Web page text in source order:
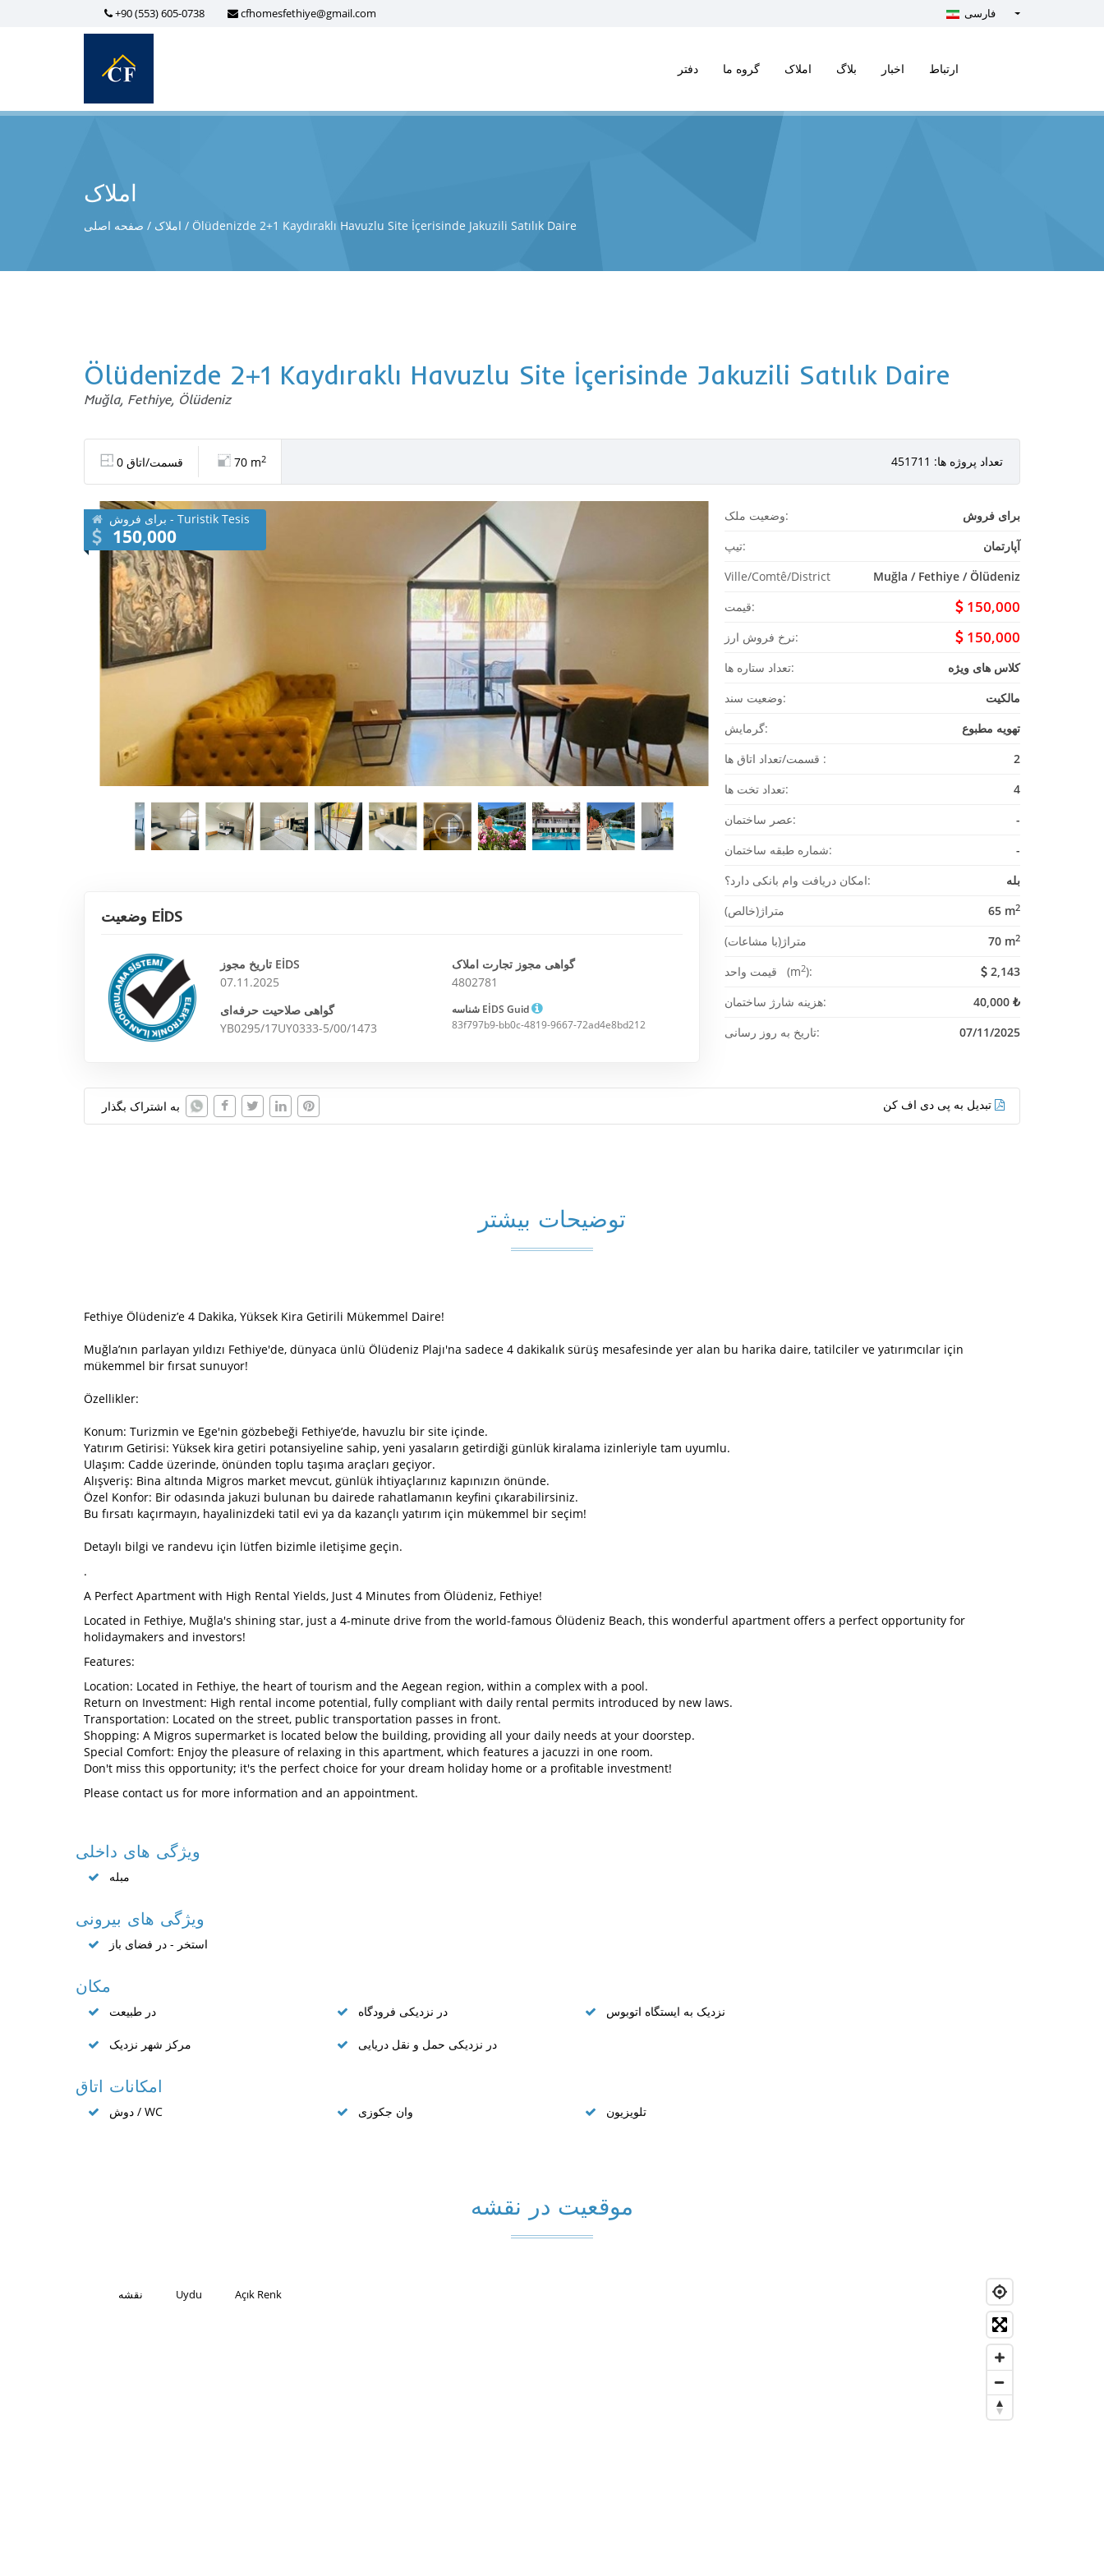
+90 (553) 605-0738 cfhomesfethiye@gmail.com
فارسی
دفتر گروه ما املاک بلاگ اخبار ارتباط
املاک
صفحه اصلی املاک Ölüdenizde 2+1 Kaydıraklı Havuzlu Site İçerisinde Jakuzili Satılık Daire
Ölüdenizde 2+1 Kaydıraklı Havuzlu Site İçerisinde Jakuzili Satılık Daire
Muğla, Fethiye, Ölüdeniz
0 قسمت/اتاق 70 m2 تعداد پروژه ها: 451711
برای فروش - Turistik Tesis
150,000
وضعیت EİDS
تاریخ مجوز EİDS
07.11.2025
گواهی مجوز تجارت املاک
4802781
گواهی صلاحیت حرفه‌ای
YB0295/17UY0333-5/00/1473
شناسه EİDS Guid
83f797b9-bb0c-4819-9667-72ad4e8bd212
وضعیت ملک:
برای فروش
تیپ:
آپارتمان
Ville/Comtê/District
Muğla / Fethiye / Ölüdeniz
قیمت:
150,000
نرخ فروش ارز: 150,000
تعداد ستاره ها:
کلاس های ویژه
وضعیت سند:
مالکیت
گرمایش:
تهویه مطبوع
قسمت/تعداد اتاق ها :
2
تعداد تخت ها:
4
عصر ساختمان:
-
شماره طبقه ساختمان:
-
امکان دریافت وام بانکی دارد؟:
بله
متراژ(خالص)
65 m2
متراژ(با مشاعات) 70 m2
قیمت واحد (m2):
2,143
هزینه شارژ ساختمان:
40,000 ₺
تاریخ به روز رسانی:
07/11/2025
به اشتراک بگذار
توضیحات بیشتر
Fethiye Ölüdeniz’e 4 Dakika, Yüksek Kira Getirili Mükemmel Daire!
Muğla’nın parlayan yıldızı Fethiye'de, dünyaca ünlü Ölüdeniz Plajı'na sadece 4 dakikalık sürüş mesafesinde yer alan bu harika daire, tatilciler ve yatırımcılar için
mükemmel bir fırsat sunuyor!
Özellikler:
Konum: Turizmin ve Ege'nin gözbebeği Fethiye’de, havuzlu bir site içinde.
Yatırım Getirisi: Yüksek kira getiri potansiyeline sahip, yeni yasaların getirdiği günlük kiralama izinleriyle tam uyumlu.
Ulaşım: Cadde üzerinde, önünden toplu taşıma araçları geçiyor.
Alışveriş: Bina altında Migros market mevcut, günlük ihtiyaçlarınız kapınızın önünde.
Özel Konfor: Bir odasında jakuzi bulunan bu dairede rahatlamanın keyfini çıkarabilirsiniz.
Bu fırsatı kaçırmayın, hayalinizdeki tatil evi ya da kazançlı yatırım için mükemmel bir seçim!
Detaylı bilgi ve randevu için lütfen bizimle iletişime geçin.
.
A Perfect Apartment with High Rental Yields, Just 4 Minutes from Ölüdeniz, Fethiye!
Located in Fethiye, Muğla's shining star, just a 4-minute drive from the world-famous Ölüdeniz Beach, this wonderful apartment offers a perfect opportunity for
holidaymakers and investors!
Features:
Location: Located in Fethiye, the heart of tourism and the Aegean region, within a complex with a pool.
Return on Investment: High rental income potential, fully compliant with daily rental permits introduced by new laws.
Transportation: Located on the street, public transportation passes in front.
Shopping: A Migros supermarket is located below the building, providing all your daily needs at your doorstep.
Special Comfort: Enjoy the pleasure of relaxing in this apartment, which features a jacuzzi in one room.
Don't miss this opportunity; it's the perfect choice for your dream holiday home or a profitable investment!
Please contact us for more information and an appointment.
ویژگی های داخلی
مبله
ویژگی های بیرونی
استخر - در فضای باز
مکان
در طبیعت در نزدیکی فرودگاه نزدیک به ایستگاه اتوبوس
مرکز شهر نزدیک در نزدیکی حمل و نقل دریایی
امکانات اتاق
دوش / WC وان جکوزی تلویزیون
موقعیت در نقشه
نقشه Uydu Açık Renk